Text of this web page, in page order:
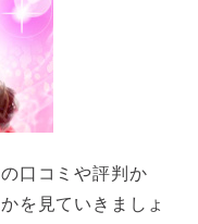
口コミや評判か
を見ていきましょ